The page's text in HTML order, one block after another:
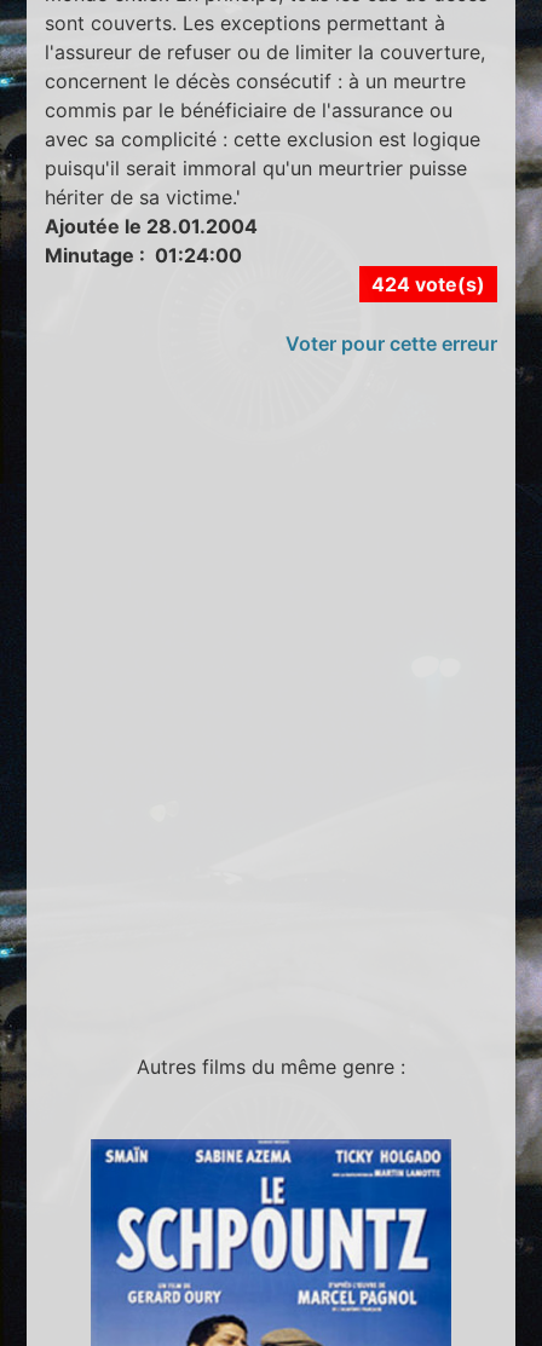
sont couverts. Les exceptions permettant à
l'assureur de refuser ou de limiter la couverture,
concernent le décès consécutif : à un meurtre
commis par le bénéficiaire de l'assurance ou
avec sa complicité : cette exclusion est logique
puisqu'il serait immoral qu'un meurtrier puisse
hériter de sa victime.'
Ajoutée le 28.01.2004
Minutage : 01:24:00
424 vote(s)
Voter pour cette erreur
Autres films du même genre :